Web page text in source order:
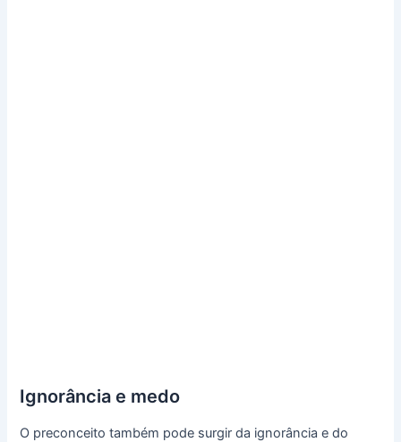
Ignorância e medo
O preconceito também pode surgir da ignorância e do